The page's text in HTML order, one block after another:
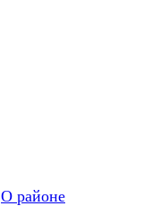
О районе